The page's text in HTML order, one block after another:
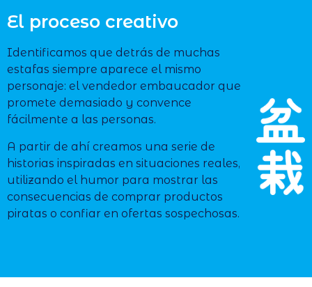
El proceso creativo
Identificamos que detrás de muchas
estafas siempre aparece el mismo
personaje: el vendedor embaucador que
promete demasiado y convence
fácilmente a las personas.
A partir de ahí creamos una serie de
historias inspiradas en situaciones reales,
utilizando el humor para mostrar las
consecuencias de comprar productos
piratas o confiar en ofertas sospechosas.